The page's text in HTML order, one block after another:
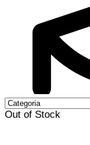
Out of Stock